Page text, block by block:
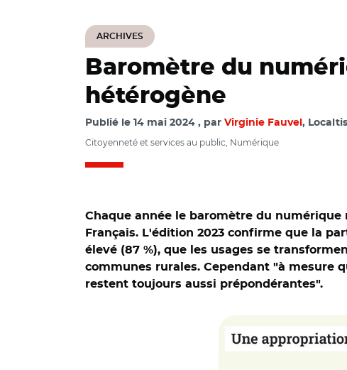
ARCHIVES
Baromètre du
hétérogène
Publié le 14 mai 2024 par Virginie Fauvel , Localtis
Citoyenneté et services au public, Numérique
Chaque année le baromètre du
Français. L'édition 2023 confirme que la
élevé (87 %), que les usages se
communes rurales. Cependant "à mesure
restent toujours aussi prépondérantes".